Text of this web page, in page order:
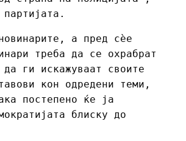
а пред сѐе
треба да се охрабрат
да ги искажуваат своите
кон одредени теми,
постепено ќе ја
блиску до